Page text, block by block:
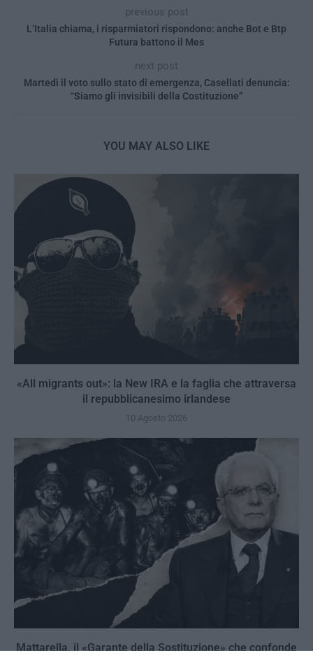
previous post
L’Italia chiama, i risparmiatori rispondono: anche Bot e Btp
Futura battono il Mes
next post
Martedì il voto sullo stato di emergenza, Casellati denuncia:
“Siamo gli invisibili della Costituzione”
YOU MAY ALSO LIKE
«All migrants out»: la New IRA e la faglia che attraversa
il repubblicanesimo irlandese
10 Agosto 2026
Mattarella, il «Garante della Sostituzione» che confonde